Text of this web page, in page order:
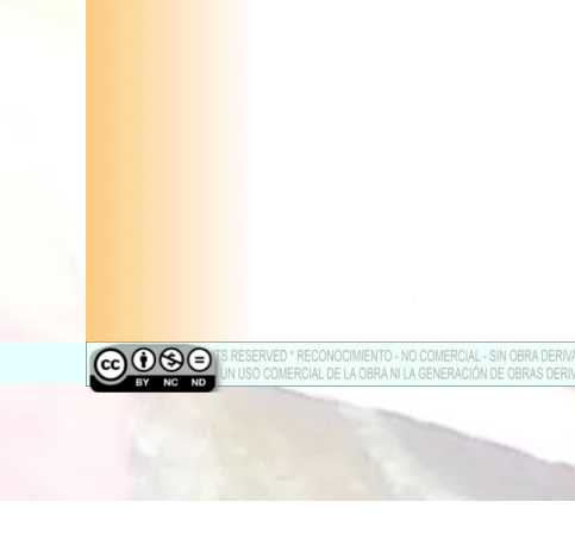
Regreso al contenido